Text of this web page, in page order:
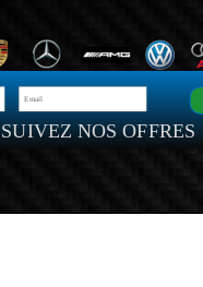
SUIVEZ NOS OFFRES